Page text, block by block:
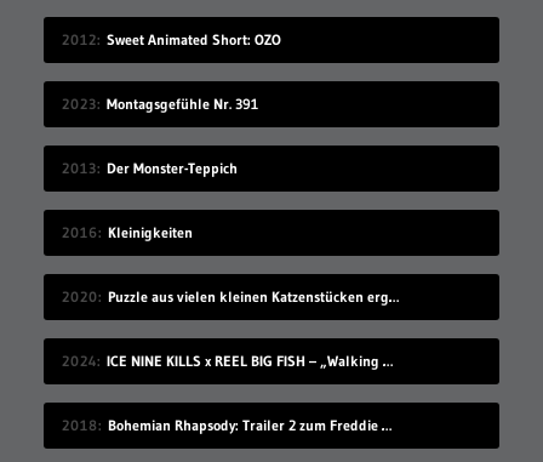
2012 Sweet Animated Short: OZO
2023 Montagsgefühle Nr. 391
2013 Der Monster-Teppich
2016 Kleinigkeiten
2020 Puzzle aus vielen kleinen Katzenstücken ergibt eine große Katze
2024 ICE NINE KILLS x REEL BIG FISH – „Walking On Sunshine“ (Musikvideo)
2018 Bohemian Rhapsody: Trailer 2 zum Freddie Mercury-Film